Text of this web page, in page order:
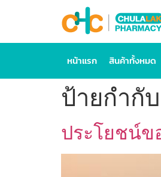
หน้าแรก สินค้าทั้งหมด
ป้ายกำกั
ประโยชน์ข